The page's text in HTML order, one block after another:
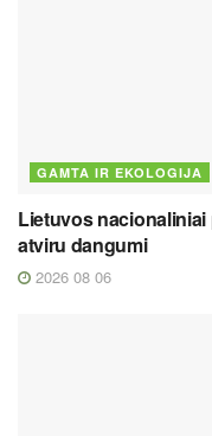
GAMTA IR EKOLOGIJA
Lietuvos
atviru dangumi
2026 08 06